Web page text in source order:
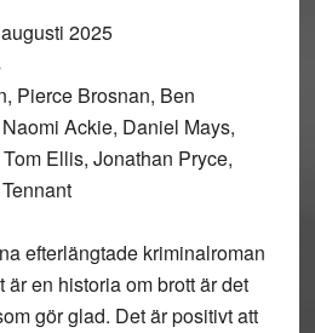
2025
Pierce Brosnan, Ben
Ackie, Daniel Mays,
Ellis, Jonathan Pryce,
efterlängtade kriminalroman
är en historia om brott är det
gör glad. Det är positivt att